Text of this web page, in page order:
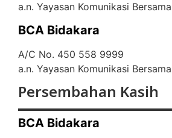
a.n. Yayasan Komunikasi
BCA Bidakara
A/C No. 450 558 9999
a.n. Yayasan Komunikasi Bersama
Persembahan Kasih
BCA Bidakara